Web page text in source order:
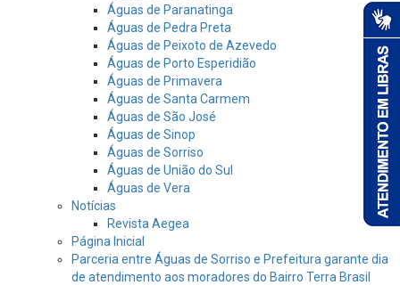
Águas de Paranatinga
Águas de Pedra Preta
Águas de Peixoto de Azevedo
Águas de Porto Esperidião
Águas de Primavera
Águas de Santa Carmem
Águas de São José
Águas de Sinop
Águas de Sorriso
Águas de União do Sul
Águas de Vera
Notícias
Revista Aegea
Página Inicial
Parceria entre Águas de Sorriso e Prefeitura garante dia
de atendimento aos moradores do Bairro Terra Brasil